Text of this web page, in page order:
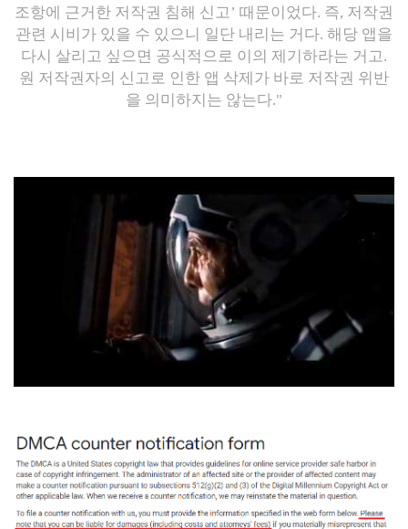
조항에 근거한 저작권 침해 신고’ 때문이었다. 즉, 저작권
관련 시비가 있을 수 있으니 일단 내리는 거다. 해당 앱을
다시 살리고 싶으면 공식적으로 이의 제기하라는 거고.
원 저작권자의 신고로 인한 앱 삭제가 바로 저작권 위반
을 의미하지는 않는다."